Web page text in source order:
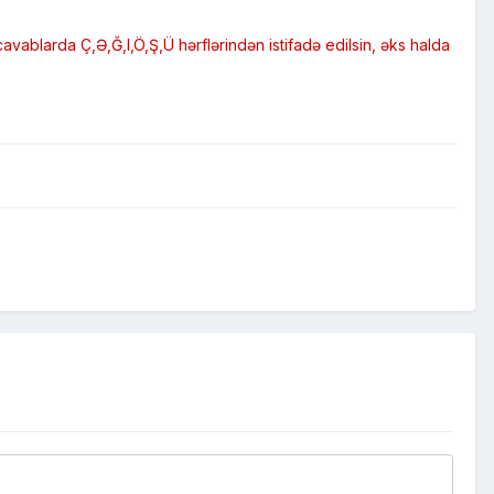
Ç,Ə,Ğ,I,Ö,Ş,Ü hərflərindən istifadə edilsin, əks halda